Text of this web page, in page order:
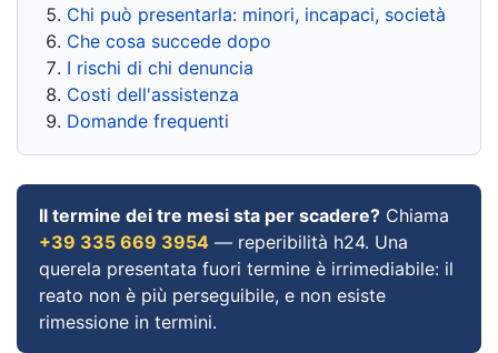
Chi può presentarla: minori, incapaci, società
Che cosa succede dopo
I rischi di chi denuncia
Costi dell'assistenza
Domande frequenti
Il termine dei tre mesi sta per scadere? Chiama
+39 335 669 3954 — reperibilità h24. Una
querela presentata fuori termine è irrimediabile: il
reato non è più perseguibile, e non esiste
rimessione in termini.